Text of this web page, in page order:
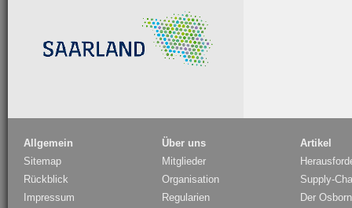
Allgemein
Sitemap
Rückblick
Impressum
Über uns
Mitglieder
Organisation
Regularien
Artikel
Supply-
Der